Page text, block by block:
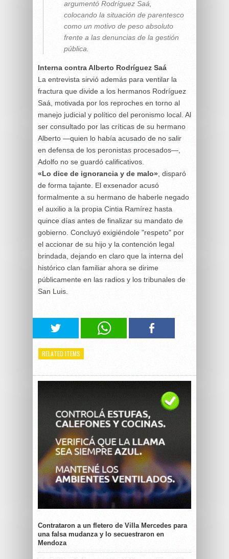
argumentó Rodríguez Saá,
colocando la situación de parentesco
como un motivo de peso absoluto
frente a las denuncias de la gestión
pública.
Interna contra Alberto Rodríguez Saá
La entrevista sirvió además para ventilar la
fractura que divide a los hermanos Rodríguez
Saá, motivada por los reproches en torno al
manejo judicial y político del peronismo local. Al
ser consultado por las críticas de su hermano
Alberto —quien lo había acusado de no salir
en defensa de los peronistas procesados—,
Adolfo no se guardó calificativos.
«Lo dice de ignorancia y de malo» , disparó
de forma tajante. El exsenador acusó
formalmente a su hermano de haberle negado
el auxilio a la propia Cintia Ramírez hasta
quince días antes de finalizar su mandato de
gobierno. Concluyó exigiéndole "respeto" por
el accionar de su hijo y la contención legal
brindada, dejando en claro que la interna del
histórico clan familiar ahora se dirime
públicamente en las radios y los tribunales de
San Luis.
RELATED ITEMS
Contrataron a un fletero de Villa Mercedes para
una falsa mudanza y lo secuestraron en
Mendoza